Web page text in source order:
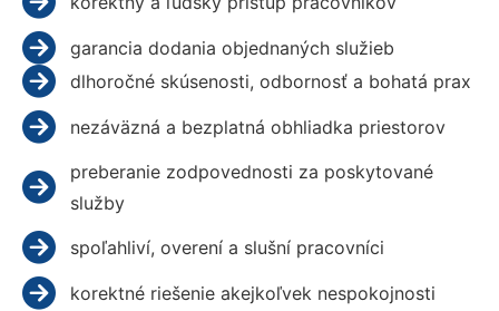
garancia dodania objednaných služieb
dlhoročné skúsenosti, odbornosť a bohatá prax
nezáväzná a bezplatná obhliadka priestorov
preberanie zodpovednosti za poskytované
služby
spoľahliví, overení a slušní pracovníci
korektné riešenie akejkoľvek nespokojnosti